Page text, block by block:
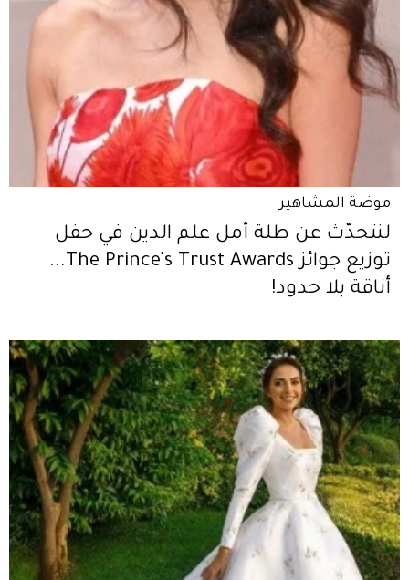
موضة المشاهير
لنتحدّث عن طلة أمل علم الدين في حفل
توزيع جوائز The Prince’s Trust Awards...
أناقة بلا حدود!